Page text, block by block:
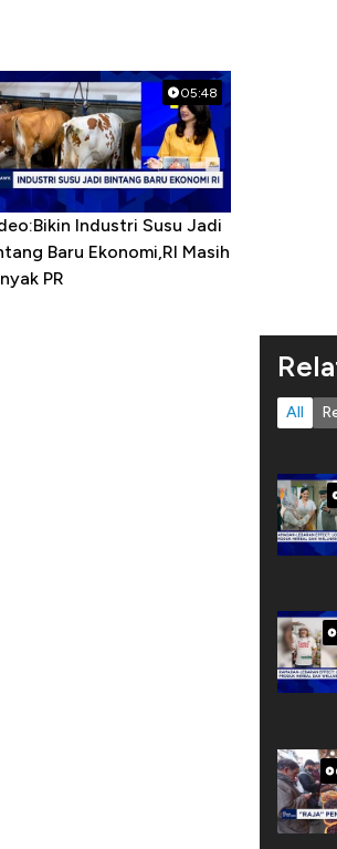
05:48
Industri Susu Jadi
Baru Ekonomi,RI Masih
PR
All